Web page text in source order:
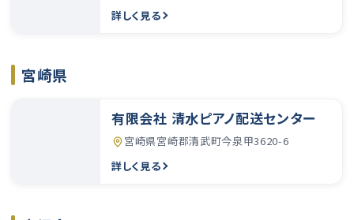
詳しく見る
宮崎県
有限会社 清水ピアノ配送センター
宮崎県宮崎郡清武町今泉甲3620-6
詳しく見る